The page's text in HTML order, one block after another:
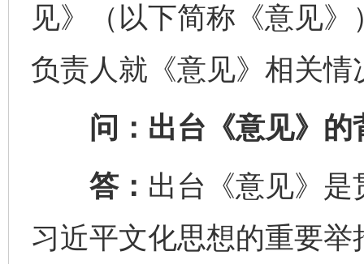
见》（以下简称《意见
负责人就《意见》相关
问：出台《意见》的
答： 出台《意见》
习近平文化思想的重要